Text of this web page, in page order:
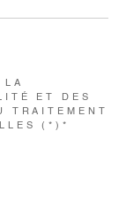
ET DES
TRAITEMENT
(*)*